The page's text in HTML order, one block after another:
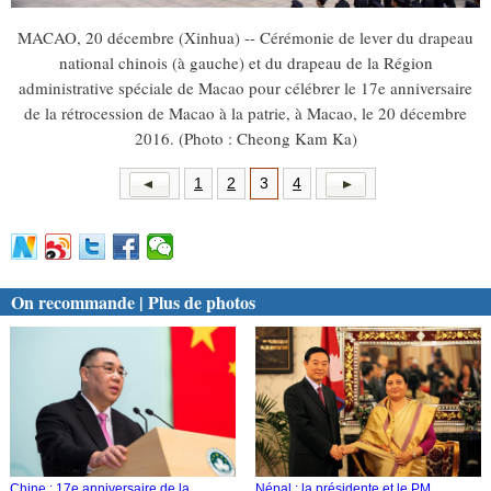
MACAO, 20 décembre (Xinhua) -- Cérémonie de lever du drapeau
national chinois (à gauche) et du drapeau de la Région
administrative spéciale de Macao pour célébrer le 17e anniversaire
de la rétrocession de Macao à la patrie, à Macao, le 20 décembre
2016. (Photo : Cheong Kam Ka)
1 2 3 4
On recommande | Plus de photos